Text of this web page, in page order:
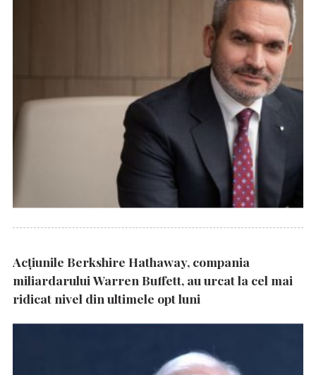
Acțiunile Berkshire Hathaway, compania
miliardarului Warren Buffett, au urcat la cel mai
ridicat nivel din ultimele opt luni